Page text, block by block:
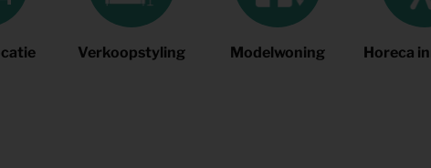
Verkoopstyling Modelwoning Horeca